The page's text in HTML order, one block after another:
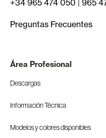
+34 965 474 050 | 965
Preguntas Frecuentes
Área Profesional
Descargas
Información Técnica
Modelos y colores disponibles